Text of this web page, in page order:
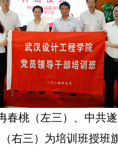
春桃（左三）、中共
右三）为培训班授班